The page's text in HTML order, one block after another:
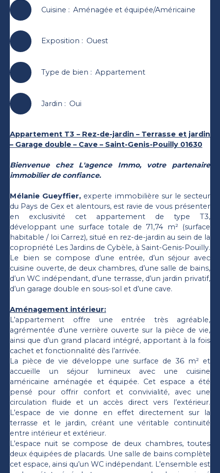
Cuisine : Aménagée et équipée/Américaine
Exposition : Ouest
Type de bien : Appartement
Jardin : Oui
Appartement T3 – Rez-de-jardin – Terrasse et jardin
– Garage double – Cave – Saint-Genis-Pouilly 01630
Bienvenue chez L'agence Immo, votre partenaire
immobilier de confiance.
Mélanie Gueyffier, experte immobilière sur le secteur
du Pays de Gex et alentours, est ravie de vous présenter
en exclusivité cet appartement de type T3,
développant une surface totale de 71,74 m² (surface
habitable / loi Carrez), situé en rez-de-jardin au sein de la
copropriété Les Jardins de Cybèle, à Saint-Genis-Pouilly.
Le bien se compose d’une entrée, d’un séjour avec
cuisine ouverte, de deux chambres, d’une salle de bains,
d’un WC indépendant, d’une terrasse, d’un jardin privatif,
d’un garage double en sous-sol et d’une cave.
Aménagement intérieur:
L’appartement offre une entrée très agréable,
agrémentée d’une verrière ouverte sur la pièce de vie,
ainsi que d’un grand placard intégré, apportant à la fois
cachet et fonctionnalité dès l’arrivée.
La pièce de vie développe une surface de 36 m² et
accueille un séjour lumineux avec une cuisine
américaine aménagée et équipée. Cet espace a été
pensé pour offrir confort et convivialité, avec une
circulation fluide et un accès direct vers l’extérieur.
L’espace de vie donne en effet directement sur la
terrasse et le jardin, créant une véritable continuité
entre intérieur et extérieur.
L’espace nuit se compose de deux chambres, toutes
deux équipées de placards. Une salle de bains complète
cet espace, ainsi qu’un WC indépendant. L’ensemble est